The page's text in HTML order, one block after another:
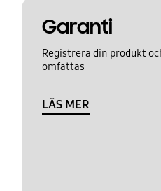
Garanti
Registrera din produkt
omfattas
LÄS MER